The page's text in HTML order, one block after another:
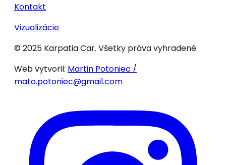
Kontakt
Vizualizácie
© 2025 Karpatia Car. Všetky práva vyhradené.
Web vytvoril: Martin Potoniec /
mato.potoniec@gmail.com